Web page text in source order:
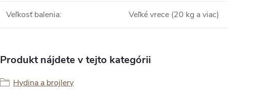
Veľkosť balenia: Veľké vrece (20 kg a viac)
Produkt nájdete v tejto kategórii
Hydina a brojlery